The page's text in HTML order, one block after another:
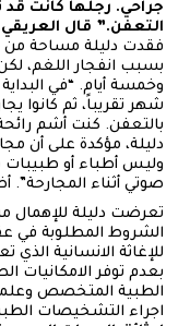
جراحي. رجلها كانت قد
التعفن.” قال
فقدت دليلة مساحة من
بسبب انفجار اللغم،
وخمسة أيام. “في
شهر تقريباً، ثم كانوا
بالتعفن. كنت أشم
دليلة، مؤكدة على أن
وليس أطباء أو
صوتي أثناء المجارحة”.
تعرضت دليلة للإهمال
الشروط المطلوبة في
بعدم توفر الامكانيات
الطبية المتخصص
اجراء التشخيصات